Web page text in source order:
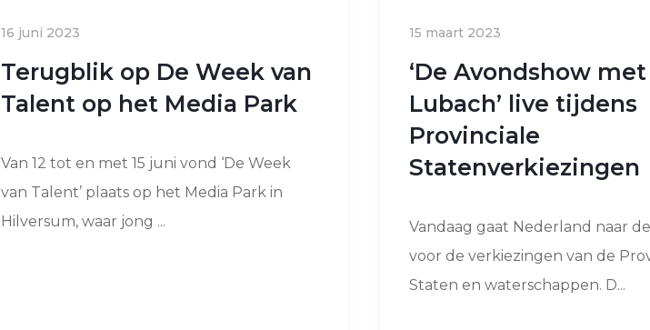
16 juni 2023
Terugblik op De Week van
Talent op het Media Park
Van 12 tot en met 15 juni vond ‘De Week
van Talent’ plaats op het Media Park in
Hilversum, waar jong ...
15 maart 2023
‘De Avondshow
Lubach’ live tijdens
Provinciale
Statenverkiezingen
Vandaag gaat Nederland naar
voor de verkiezingen van de
Staten en waterschappen. D...